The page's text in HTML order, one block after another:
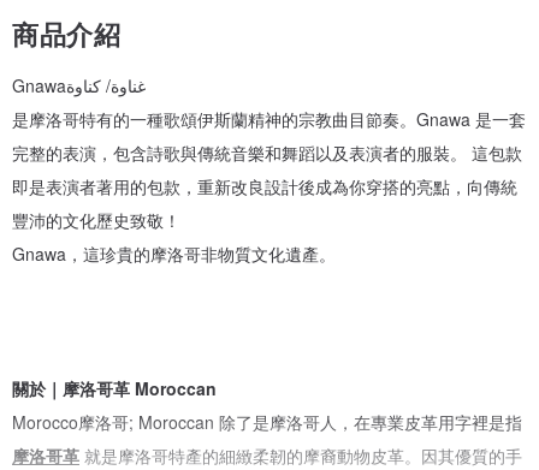
商品介紹
Gnawaغناوة/ كناوة
是摩洛哥特有的一種歌頌伊斯蘭精神的宗教曲目節奏。Gnawa 是一套
完整的表演，包含詩歌與傳統音樂和舞蹈以及表演者的服裝。 這包款
即是表演者著用的包款，重新改良設計後成為你穿搭的亮點，向傳統
豐沛的文化歷史致敬！
Gnawa，這珍貴的摩洛哥非物質文化遺產。
關於｜摩洛哥革 Moroccan
Morocco摩洛哥; Moroccan 除了是摩洛哥人，在專業皮革用字裡是指
摩洛哥革 就是摩洛哥特產的細緻柔韌的摩裔動物皮革。因其優質的手